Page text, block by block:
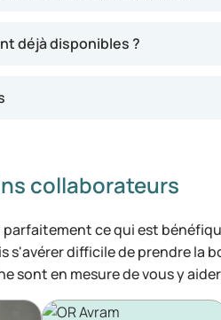
déjà disponibles ?
collaborateurs
parfaitement ce qui est
s'avérer difficile de prendre la
sont en mesure de vous y